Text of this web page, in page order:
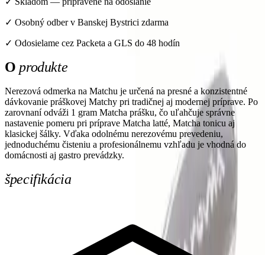
✓ Osobný odber v Banskej Bystrici zdarma
✓ Odosielame cez Packeta a GLS do 48 hodín
O produkte
Nerezová odmerka na Matchu je určená na presné a konzistentné
dávkovanie práškovej Matchy pri tradičnej aj modernej príprave. Po
zarovnaní odváži 1 gram Matcha prášku, čo uľahčuje správne
nastavenie pomeru pri príprave Matcha latté, Matcha tonicu aj
klasickej šálky. Vďaka odolnému nerezovému prevedeniu,
jednoduchému čisteniu a profesionálnemu vzhľadu je vhodná do
domácnosti aj gastro prevádzky.
špecifikácia